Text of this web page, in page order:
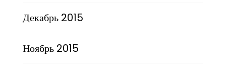
Декабрь 2015
Ноябрь 2015